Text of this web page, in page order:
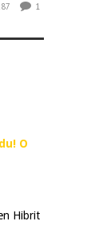
1
O
Hibrit